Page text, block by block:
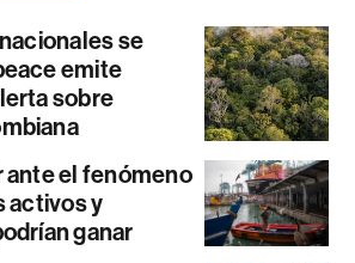
se
emite
sobre
el fenómeno
activos y
ganar